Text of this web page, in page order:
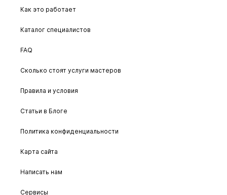
Как это работает
Каталог специалистов
FAQ
Сколько стоят услуги мастеров
Правила и условия
Статьи в Блоге
Политика конфиденциальности
Карта сайта
Написать нам
Сервисы